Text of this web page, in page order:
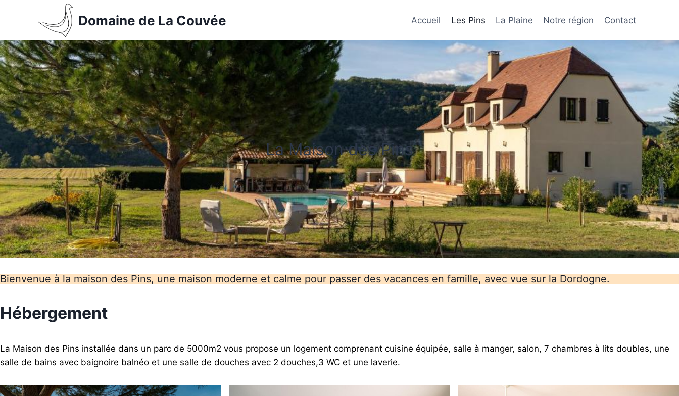
Domaine de La Couvée Accueil Les Pins La Plaine Notre région Contact
La Maison des Pins
Bienvenue à la maison des Pins, une maison moderne et calme pour passer des vacances en famille, avec vue sur la Dordogne.
Hébergement
La Maison des Pins installée dans un parc de 5000m2 vous propose un logement comprenant cuisine équipée, salle à manger, salon, 7 chambres à lits doubles, une
salle de bains avec baignoire balnéo et une salle de douches avec 2 douches,3 WC et une laverie.